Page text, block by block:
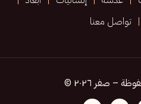
تواصل معنا
– صفر ٢٠٢٦ ©